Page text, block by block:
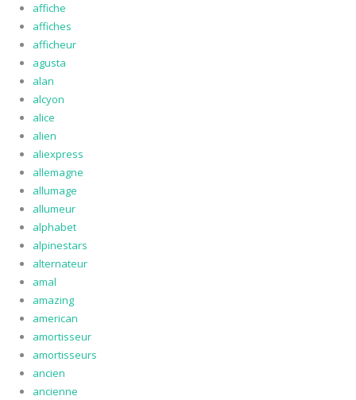
affiche
affiches
afficheur
agusta
alan
alcyon
alice
alien
aliexpress
allemagne
allumage
allumeur
alphabet
alpinestars
alternateur
amal
amazing
american
amortisseur
amortisseurs
ancien
ancienne